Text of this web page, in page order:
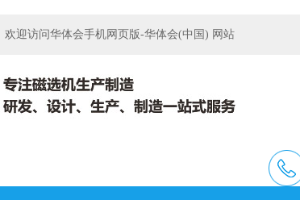
迎访问华体会手机网页版-华体会(中国) 网站